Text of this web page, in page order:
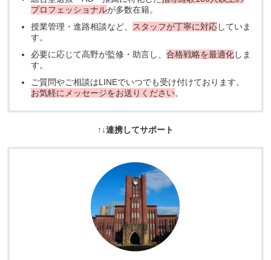
プロフェッショナルが多数在籍。
授業管理・進路相談など、 スタッフが丁寧に対応していま
す。
必要に応じて高野が監修・助言し、合格戦略を最適化しま
す。
ご質問やご相談はLINEでいつでも受け付けております。
お気軽にメッセージをお送りください。
↑↓連携してサポート